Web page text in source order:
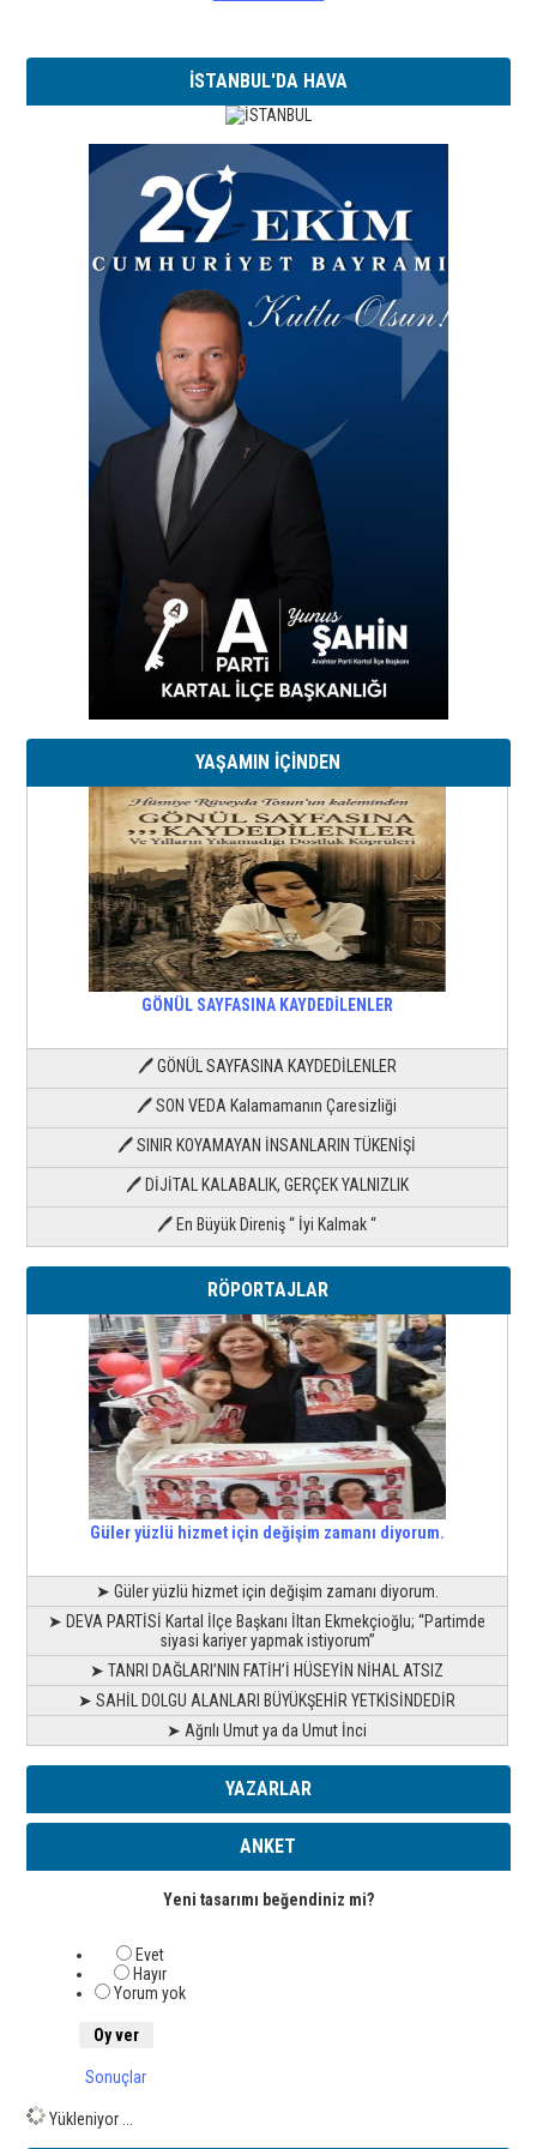
İSTANBUL'DA HAVA
YAŞAMIN İÇİNDEN
GÖNÜL SAYFASINA KAYDEDİLENLER
🖊 GÖNÜL SAYFASINA KAYDEDİLENLER
🖊 SON VEDA Kalamamanın Çaresizliği
🖊 SINIR KOYAMAYAN İNSANLARIN TÜKENİŞİ
🖊 DİJİTAL KALABALIK, GERÇEK YALNIZLIK
🖊 En Büyük Direniş “ İyi Kalmak “
RÖPORTAJLAR
Güler yüzlü hizmet için değişim zamanı diyorum.
➤ Güler yüzlü hizmet için değişim zamanı diyorum.
➤ DEVA PARTİSİ Kartal İlçe Başkanı İltan Ekmekçioğlu; “Partimde
siyasi kariyer yapmak istiyorum”
➤ TANRI DAĞLARI’NIN FATİH’İ HÜSEYİN NİHAL ATSIZ
➤ SAHİL DOLGU ALANLARI BÜYÜKŞEHİR YETKİSİNDEDİR
➤ Ağrılı Umut ya da Umut İnci
YAZARLAR
ANKET
Yeni tasarımı beğendiniz mi?
Evet
Hayır
Yorum yok
Sonuçlar
Yükleniyor ...